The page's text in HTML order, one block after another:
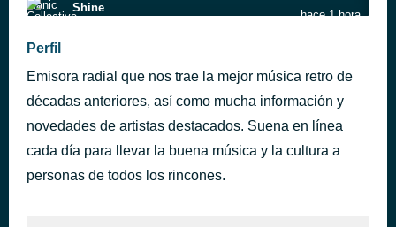
Shine
hace 1 hora
Volcano Set 24 hace 2 horas
Dead Ringer For Love
Meat Loaf
Perfil
Emisora radial que nos trae la mejor música retro de
décadas anteriores, así como mucha información y
novedades de artistas destacados. Suena en línea
cada día para llevar la buena música y la cultura a
personas de todos los rincones.